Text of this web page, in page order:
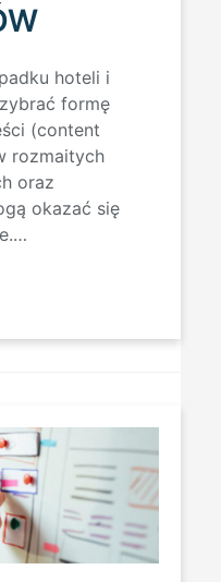
hoteli i
formę
(content
rozmaitych
oraz
okazać się